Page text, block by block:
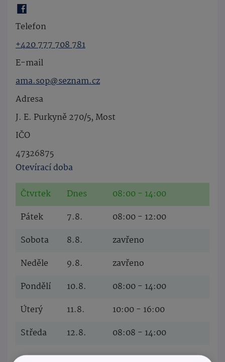
Telefon
+420 777 708 781
E-mail
ama.sop@seznam.cz
Adresa
J. E. Purkyně 270/5, Most
IČO
47326875
Otevírací doba
Pondělí 10.8.
08:00 - 14:00
Úterý
11.8.
10:00 - 16:00
Středa
12.8. 08:08 - 14:00
Čtvrtek Dnes
08:00 - 14:00
Pátek
7.8.
08:00 - 12:00
Sobota
8.8.
zavřeno
Neděle
9.8. zavřeno